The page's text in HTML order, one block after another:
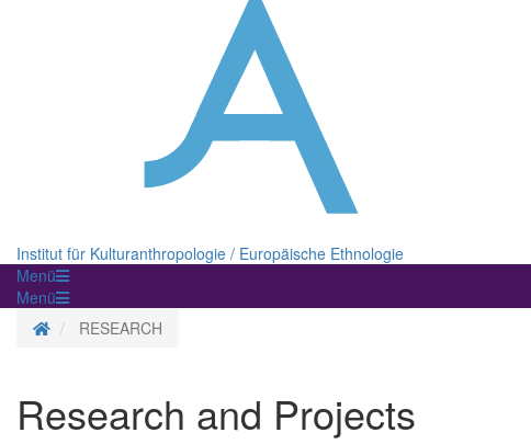
Institut für Kulturanthropologie / Europäische Ethnologie
Menü
Menü
Homepage
RESEARCH
Research and Projects